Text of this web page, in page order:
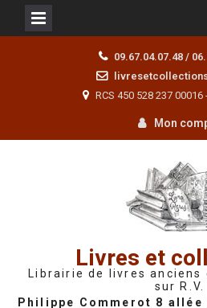
09.67.04.07.48 /
RCS 450 528 237 00016
Mon
Livres et
Librairie de livres anciens
sur R.V.